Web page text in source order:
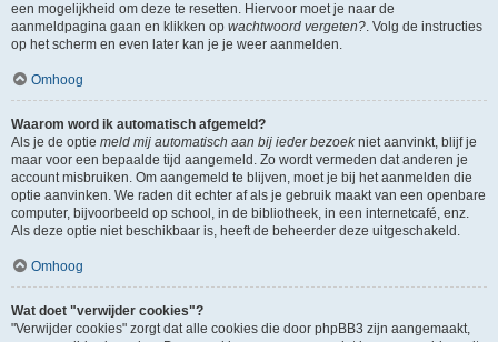
een mogelijkheid om deze te resetten. Hiervoor moet je naar de
aanmeldpagina gaan en klikken op wachtwoord vergeten?. Volg de instructies
op het scherm en even later kan je je weer aanmelden.
Omhoog
Waarom word ik automatisch afgemeld?
Als je de optie meld mij automatisch aan bij ieder bezoekniet aanvinkt, blijf je
maar voor een bepaalde tijd aangemeld. Zo wordt vermeden dat anderen je
account misbruiken. Om aangemeld te blijven, moet je bij het aanmelden die
optie aanvinken. We raden dit echter af als je gebruik maakt van een openbare
computer, bijvoorbeeld op school, in de bibliotheek, in een internetcafé, enz.
Als deze optie niet beschikbaar is, heeft de beheerder deze uitgeschakeld.
Omhoog
Wat doet "verwijder cookies"?
"Verwijder cookies" zorgt dat alle cookies die door phpBB3 zijn aangemaakt,